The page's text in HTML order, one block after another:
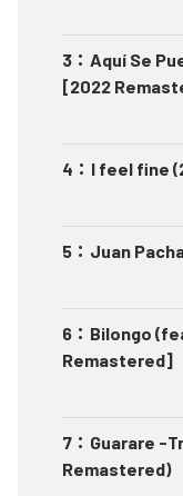
3 ： Aquí Se
[2022
4 ： I feel fine
5 ： Juan
6 ： Bilongo
Remastered]
7 ： Guarare -
Remastered)